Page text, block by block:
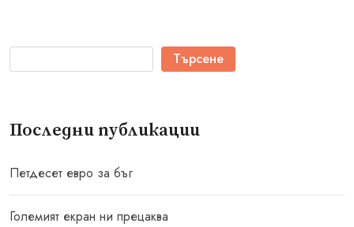
Търсене
Последни публикации
Петдесет евро за бъг
Големият екран ни прецаква